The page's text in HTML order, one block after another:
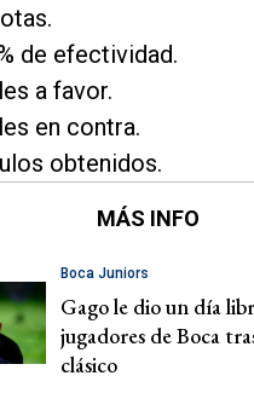
de efectividad.
a favor.
en contra.
obtenidos.
MÁS INFO
Boca Juniors
Gago le dio un día
jugadores de Boca
clásico